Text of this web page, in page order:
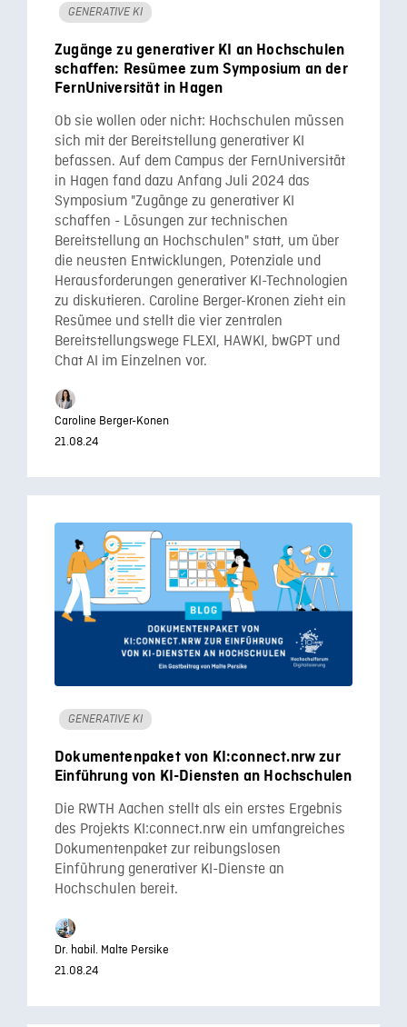
GENERATIVE KI
Zugänge zu generativer KI an Hochschulen
schaffen: Resümee zum Symposium an der
FernUniversität in Hagen
Ob sie wollen oder nicht: Hochschulen müssen
sich mit der Bereitstellung generativer KI
befassen. Auf dem Campus der FernUniversität
in Hagen fand dazu Anfang Juli 2024 das
Symposium "Zugänge zu generativer KI
schaffen - Lösungen zur technischen
Bereitstellung an Hochschulen" statt, um über
die neusten Entwicklungen, Potenziale und
Herausforderungen generativer KI-Technologien
zu diskutieren. Caroline Berger-Kronen zieht ein
Resümee und stellt die vier zentralen
Bereitstellungswege FLEXI, HAWKI, bwGPT und
Chat AI im Einzelnen vor.
Caroline Berger-Konen
21.08.24
GENERATIVE KI
Dokumentenpaket von KI:connect.nrw zur
Einführung von KI-Diensten an Hochschulen
Die RWTH Aachen stellt als ein erstes Ergebnis
des Projekts KI:connect.nrw ein umfangreiches
Dokumentenpaket zur reibungslosen
Einführung generativer KI-Dienste an
Hochschulen bereit.
Dr. habil. Malte Persike
21.08.24